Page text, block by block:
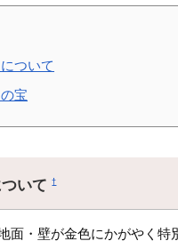
ついて
宝
ついて†
面・壁が金色にかがやく特